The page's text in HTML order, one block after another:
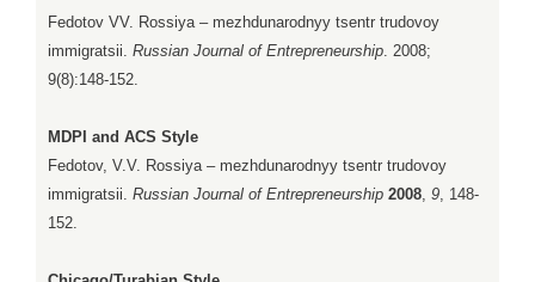
Fedotov VV. Rossiya – mezhdunarodnyy tsentr trudovoy
immigratsii. Russian Journal of Entrepreneurship. 2008;
9(8):148-152.
MDPI and ACS Style
Fedotov, V.V. Rossiya – mezhdunarodnyy tsentr trudovoy
immigratsii. Russian Journal of Entrepreneurship 2008, 9, 148-
152.